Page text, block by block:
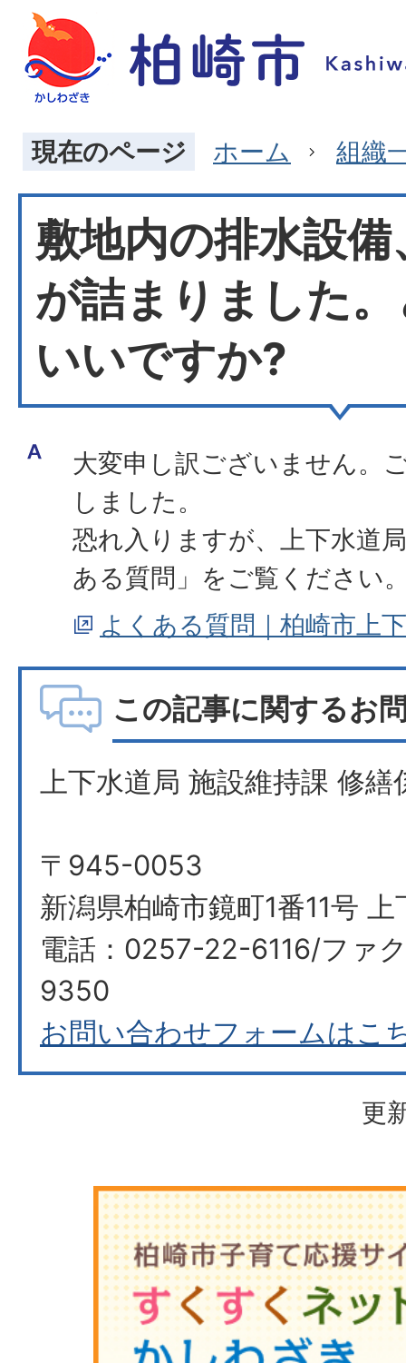
現在のページ ホーム 組織
敷地内の排水設
が詰まりました
いいですか?
大変申し訳ございません。
しました。
恐れ入りますが、上下水道
ある質問」をご覧ください
よくある質問｜柏崎市上
この記事に関するお
上下水道局 施設維持課 修繕
〒945-0053
新潟県柏崎市鏡町1番11号
電話：0257-22-6116/ファ
9350
お問い合わせフォームはこ
更